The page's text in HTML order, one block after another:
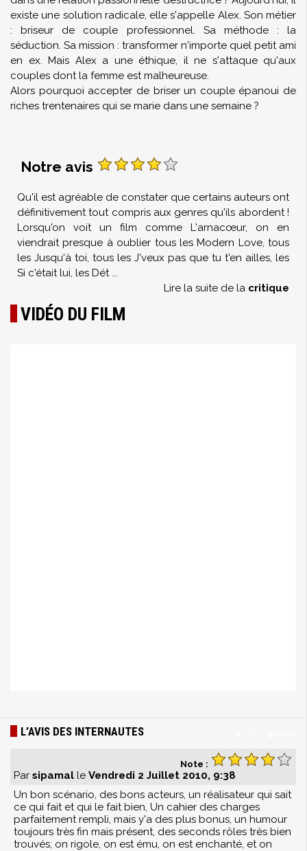
existe une solution radicale, elle s'appelle Alex. Son métier
: briseur de couple professionnel. Sa méthode : la
séduction. Sa mission : transformer n'importe quel petit ami
en ex. Mais Alex a une éthique, il ne s'attaque qu'aux
couples dont la femme est malheureuse.
Alors pourquoi accepter de briser un couple épanoui de
riches trentenaires qui se marie dans une semaine ?
Notre avis
Qu'il est agréable de constater que certains auteurs ont
définitivement tout compris aux genres qu'ils abordent !
Lorsqu'on voit un film comme L'arnacœur, on en
viendrait presque à oublier tous les Modern Love, tous
les Jusqu'à toi, tous les J'veux pas que tu t'en ailles, les
Si c'était lui, les Dét ...
Lire la suite de la critique
VIDÉO DU FILM
L’AVIS DES INTERNAUTES
Note :
Par sipamal le Vendredi 2 Juillet 2010, 9:38
Un bon scénario, des bons acteurs, un réalisateur qui sait
ce qui fait et qui le fait bien, Un cahier des charges
parfaitement rempli, mais y'a des plus bonus, un humour
toujours très fin mais présent, des seconds rôles très bien
trouvés; on rigole, on est ému, on est enchanté, et on